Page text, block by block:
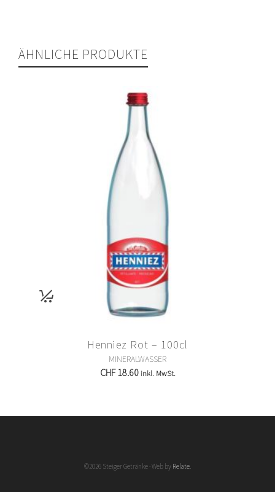
ÄHNLICHE PRODUKTE
Henniez Rot – 100cl
MINERALWASSER
CHF18.60 inkl. MwSt.
©2026 Steiger Getränke · Web by Relate